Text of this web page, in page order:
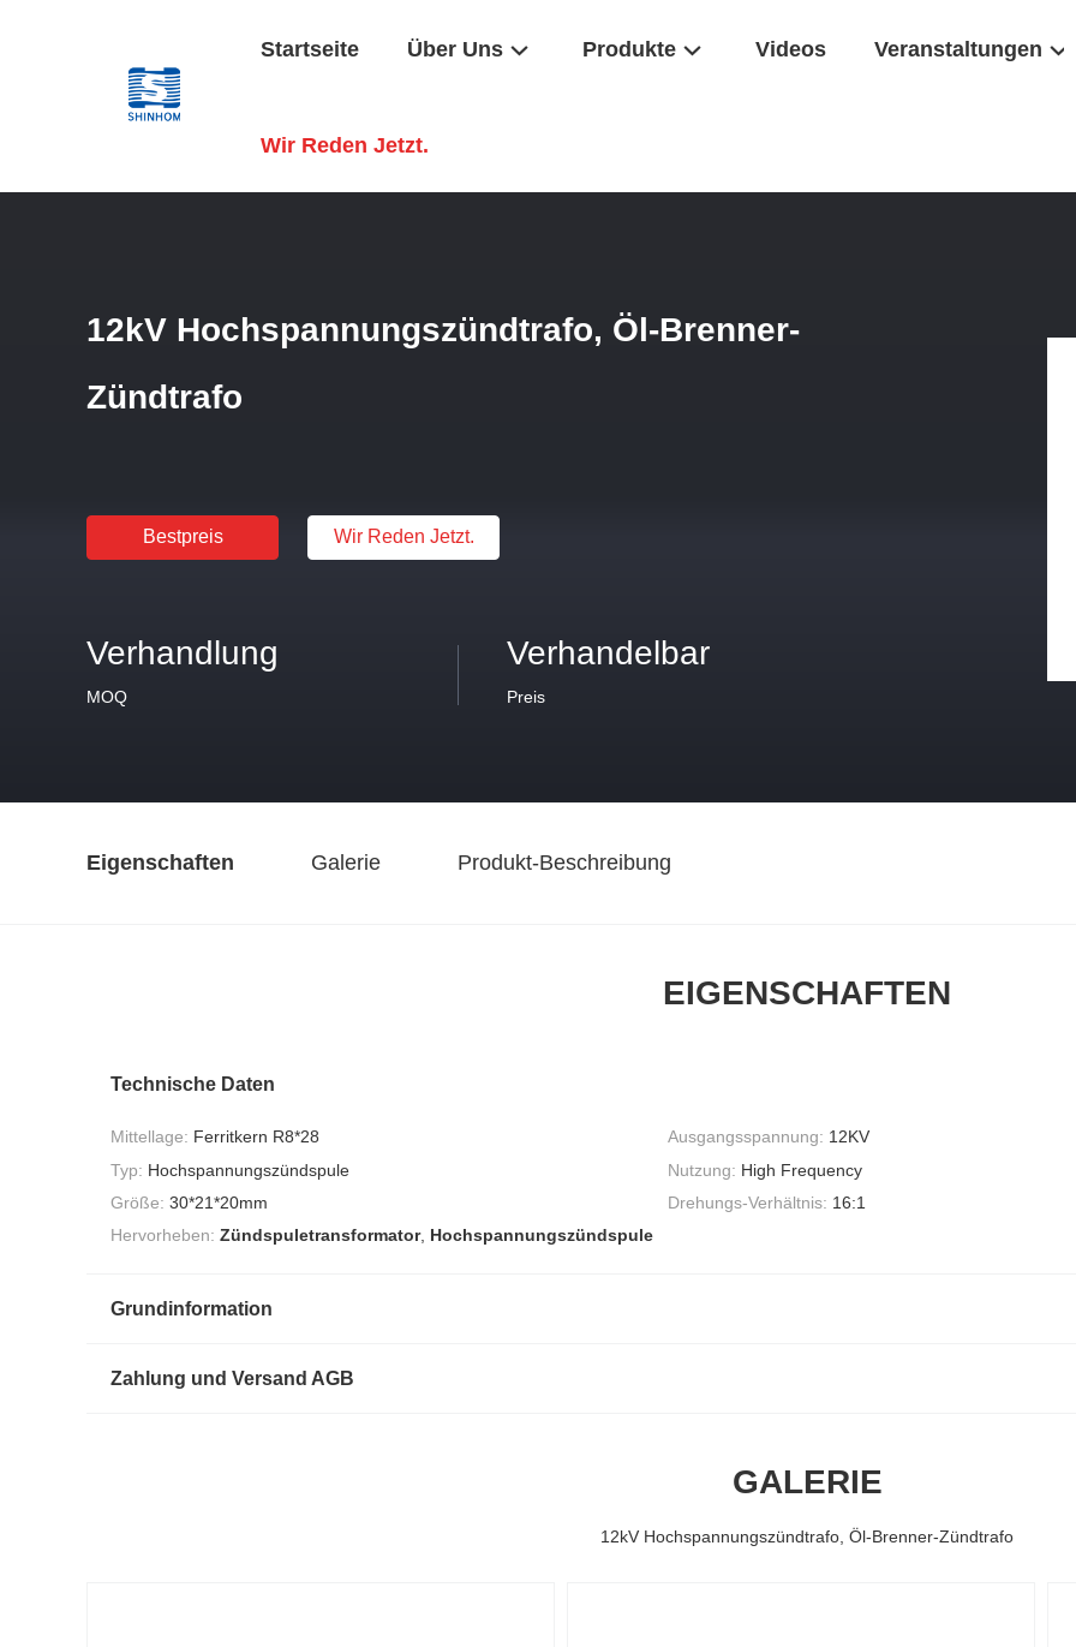
Startseite Über Uns Produkte Videos Veranstaltungen
Wir Reden Jetzt.
12kV Hochspannungszündtrafo, Öl-Brenner-
Zündtrafo
Bestpreis Wir Reden Jetzt.
Verhandlung
MOQ
Verhandelbar
Preis
Eigenschaften Galerie Produkt-Beschreibung
EIGENSCHAFTEN
Technische Daten
Mittellage: Ferritkern R8*28 Ausgangsspannung: 12KV
Typ: Hochspannungszündspule Nutzung: High Frequency
Größe: 30*21*20mm Drehungs-Verhältnis: 16:1
Hervorheben: Zündspuletransformator, Hochspannungszündspule
Grundinformation
Zahlung und Versand AGB
GALERIE
12kV Hochspannungszündtrafo, Öl-Brenner-Zündtrafo